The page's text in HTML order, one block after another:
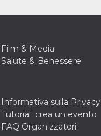
Film & Media
Salute & Benessere
Informativa sulla Privacy
Tutorial: crea un evento
FAQ Organizzatori